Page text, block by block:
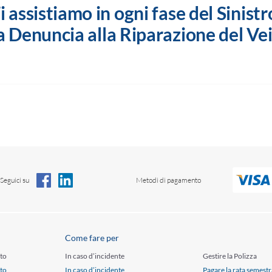
la modalità bonifico bancario; entro 10 giorni lavorativi dalla
e, in ogni caso, in base alle tempistiche postali, se è
modalità assegno.
assistiamo in ogni fase del
Denuncia alla Riparazione del
Seguici su Metodi di pagamento
Come fare per
In caso d’incidente
In caso d’incidente
Gestire la Polizza
Pagare la rata